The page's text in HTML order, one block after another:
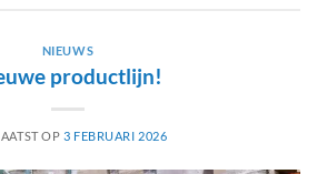
NIEUWS
productlijn!
OP 3 FEBRUARI 2026